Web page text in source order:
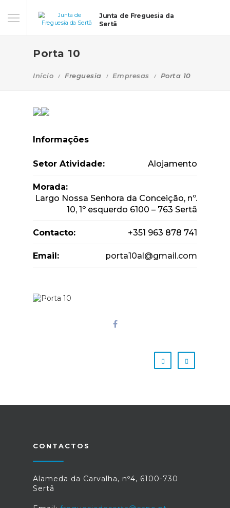
Junta de Freguesia da
Sertã
Porta 10
Início Freguesia Empresas Porta 10
Informações
Setor Atividade: Alojamento
Morada:
Largo Nossa Senhora da Conceição, nº.
10, 1º esquerdo 6100 – 763 Sertã
Contacto: +351 963 878 741
Email: porta10al@gmail.com
CONTACTOS
Alameda da Carvalha, nº4, 6100-730
Sertã